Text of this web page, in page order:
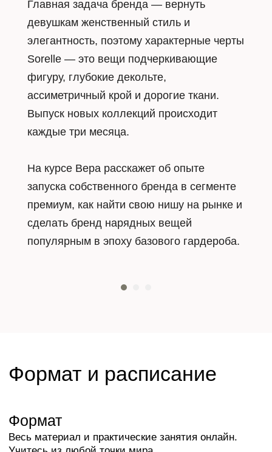
из базовых вещей настоящее
произведение искусства. Два раза в год
команда выпускает коллекции с акцентом
на лаконичные формы, эксперименты с
деталями и виртуозный крой.
Основали бренд две подруги Наталья и
Анна. В 2008 году они бросили работу
где сшили первую коллекцию. Потом
девушки учились в Лондоне и
cтажировались у Фуми Кимура,
конструктора дома Alexander McQueen.
Сейчас OSOME2SOME – это два
сегменте премиум, как развивать марку с
нуля без опыта и о каких особенностях